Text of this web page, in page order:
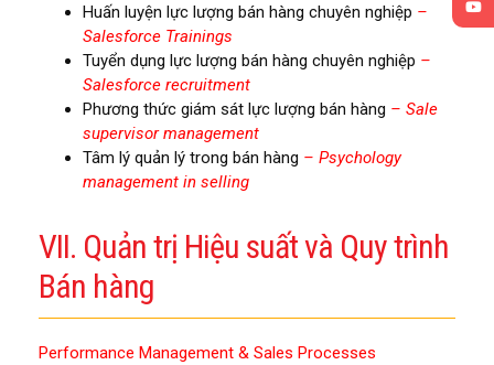
Huấn luyện lực lượng bán hàng chuyên nghiệp –
Salesforce Trainings
Tuyển dụng lực lượng bán hàng chuyên nghiệp –
Salesforce recruitment
Phương thức giám sát lực lượng bán hàng – Sale
supervisor management
Tâm lý quản lý trong bán hàng – Psychology
management in selling
VII. Quản trị Hiệu suất và Quy trình
Bán hàng
Performance Management & Sales Processes